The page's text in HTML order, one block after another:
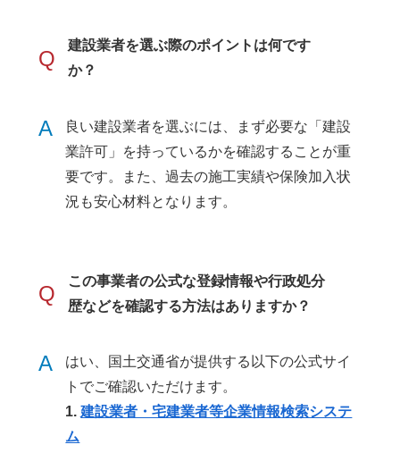
Q
建設業者を選ぶ際のポイントは何です
か？
A
良い建設業者を選ぶには、まず必要な「建設
業許可」を持っているかを確認することが重
要です。また、過去の施工実績や保険加入状
況も安心材料となります。
Q
この事業者の公式な登録情報や行政処分
歴などを確認する方法はありますか？
A
はい、国土交通省が提供する以下の公式サイ
トでご確認いただけます。
1.建設業者・宅建業者等企業情報検索システ
ム